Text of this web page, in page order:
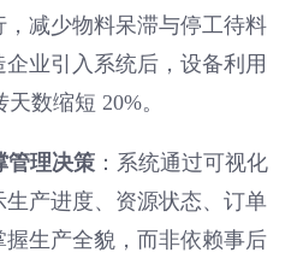
减少物料呆滞与停工待料
业引入系统后，设备利用
数缩短 20%。
管理决策 ：系统通过可视化
产进度、资源状态、订单
生产全貌，而非依赖事后